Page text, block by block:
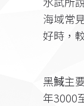
海域常
好時，
黑䱛主
年3000